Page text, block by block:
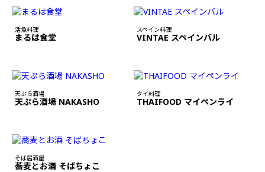
活魚料理
まるは食堂
スペイン料理
VINTAE スペインバル
天ぷら酒場
天ぷら酒場 NAKASHO
タイ料理
THAIFOOD マイペンライ
そば居酒屋
蕎麦とお酒 そばちょこ